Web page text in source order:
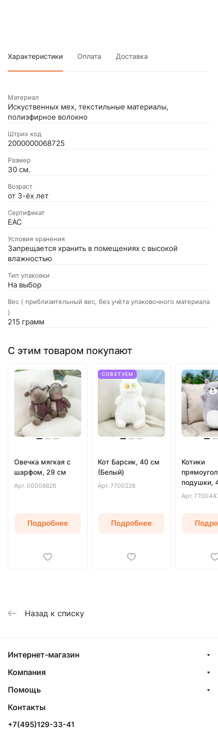
Характеристики Оплата Доставка
Материал
Искуственных мех, текстильные материалы,
полиэфирное волокно
Штрих код
2000000068725
Размер
30 см.
Возраст
от 3-ёх лет
Сертификат
EAC
Условия хранения
Запрещается хранить в помещениях с высокой
влажностью
Тип упаковки
На выбор
Вес ( приблизительный вес, без учёта упаковочного материала
)
215 грамм
С этим товаром покупают
Овечка мягкая с
шарфом, 29 см
Арт. 00008826
Подробнее
СОВЕТУЕМ
Кот Барсик, 40 см
(Белый)
Арт. 7700228
Подробнее
Котики
подушки,
(Серый)
Арт.
Назад к списку
Интернет-магазин
Компания
Помощь
Контакты
+7(495)129-33-41